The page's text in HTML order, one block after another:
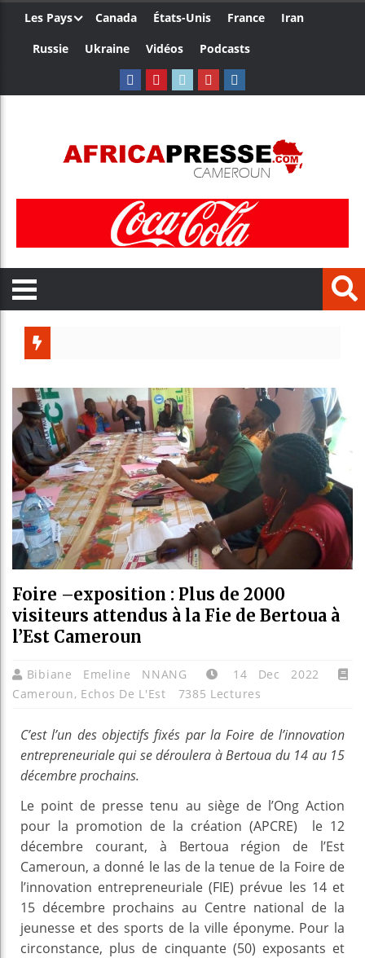
Les Pays Canada États-Unis France
Iran
Russie
Ukraine Vidéos Podcasts
Bénin
Aliko
Foire –exposition : Plus de 2000
visiteurs attendus à la Fie de Bertoua à
l’Est Cameroun
Bibiane Emeline NNANG
14 Dec 2022
Cameroun, Echos De L'Est 7385 Lectures
C’est l’un des objectifs fixés par la Foire de l’innovation
entrepreneuriale qui se déroulera à Bertoua du 14 au 15
décembre prochains.
Le point de presse tenu au siège de l’Ong Action
pour la promotion de la création (APCRE) le 12
décembre courant, à Bertoua région de l’Est
Cameroun, a donné le las de la tenue de la Foire de
l’innovation entrepreneuriale (FIE) prévue les 14 et
15 décembre prochains au Centre national de la
jeunesse et des sports de la ville éponyme. Pour la
circonstance, plus de cinquante (50) exposants et